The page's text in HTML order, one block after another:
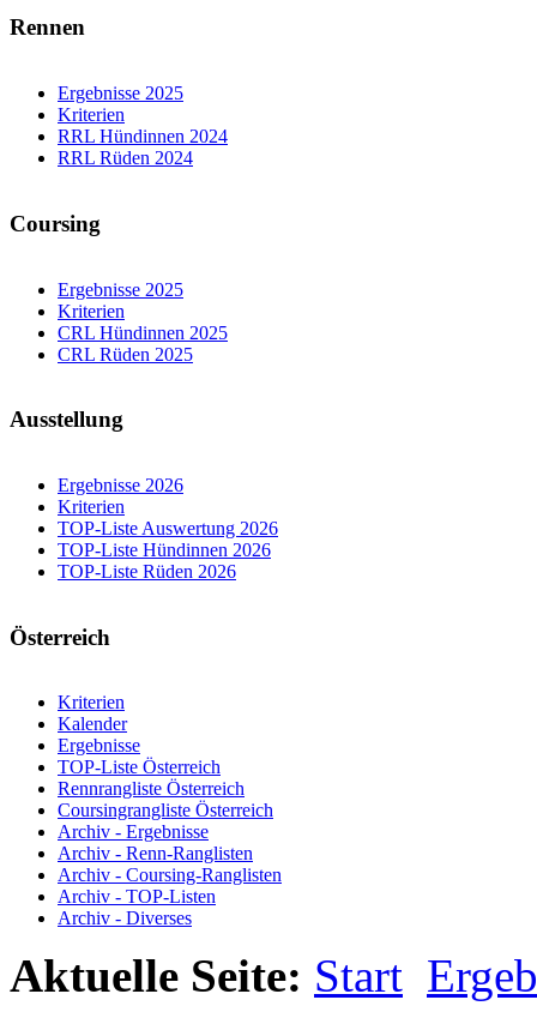
Rennen
Ergebnisse 2025
Kriterien
RRL Hündinnen 2024
RRL Rüden 2024
Coursing
Ergebnisse 2025
Kriterien
CRL Hündinnen 2025
CRL Rüden 2025
Ausstellung
Ergebnisse 2026
Kriterien
TOP-Liste Auswertung 2026
TOP-Liste Hündinnen 2026
TOP-Liste Rüden 2026
Österreich
Kriterien
Kalender
Ergebnisse
TOP-Liste Österreich
Rennrangliste Österreich
Coursingrangliste Österreich
Archiv - Ergebnisse
Archiv - Renn-Ranglisten
Archiv - Coursing-Ranglisten
Archiv - TOP-Listen
Archiv - Diverses
Aktuelle Seite: Start